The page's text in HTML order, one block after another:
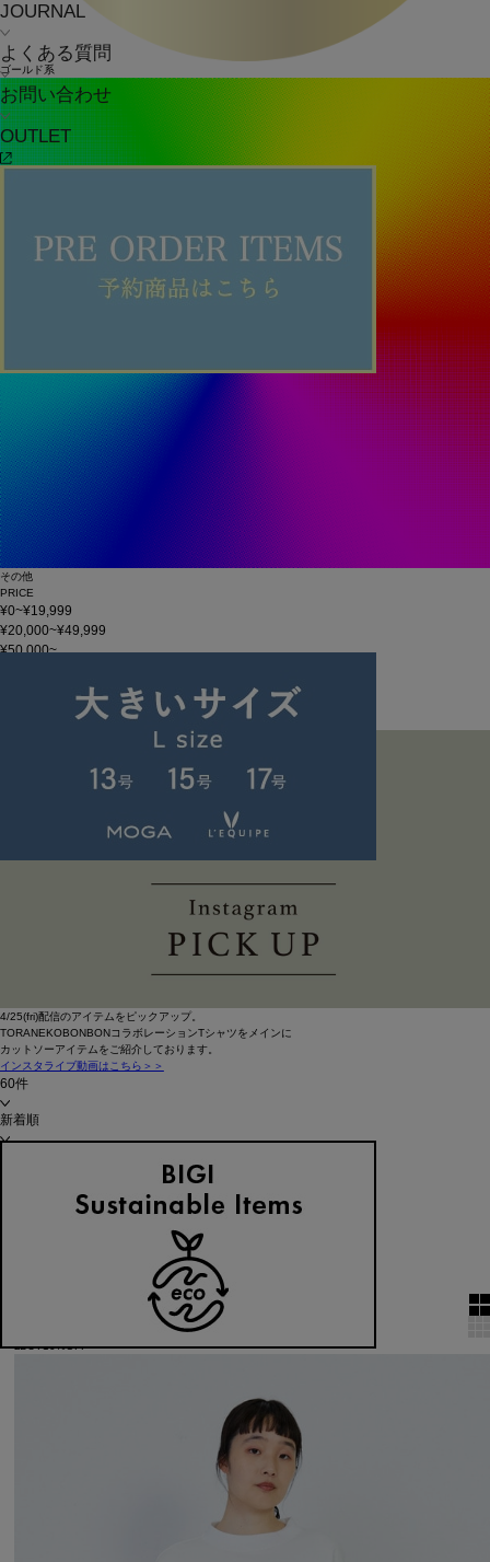
JOURNAL
よくある質問
お問い合わせ
OUTLET
ゴールド系
その他
PRICE
¥0~¥19,999
¥20,000~¥49,999
¥50,000~
在庫なしを含む
この条件で検索
INSTALIVE PICKUP 0425
4/25(fri)配信のアイテムをピックアップ。
TORANEKOBONBONコラボレーションTシャツをメインに
カットソーアイテムをご紹介しております。
インスタライブ動画はこちら＞＞
60件
新着順
2BUY10%OFF